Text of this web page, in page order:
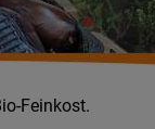
Feinkost.